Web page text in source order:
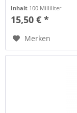
Inhalt 100 Milliliter
15,50 € *
Merken